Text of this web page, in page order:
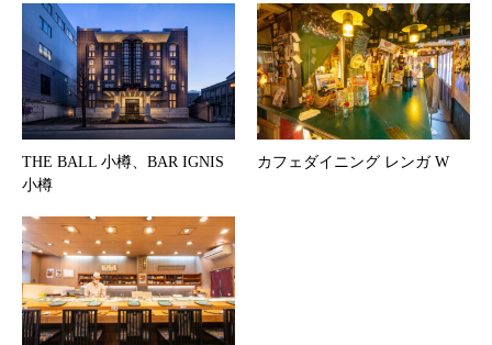
THE BALL 小樽、BAR IGNIS
小樽
カフェダイニング レンガ W